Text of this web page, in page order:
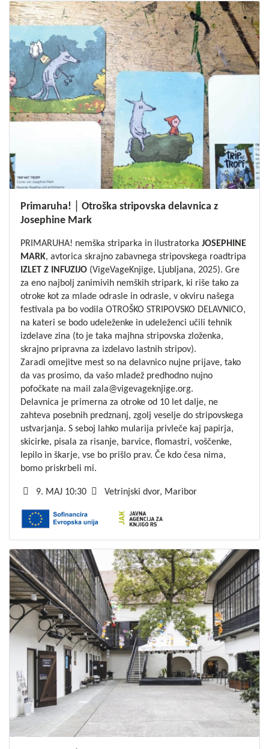
Primaruha! │ Otroška stripovska delavnica z
Josephine Mark
PRIMARUHA! nemška striparka in ilustratorka JOSEPHINE
MARK, avtorica skrajno zabavnega stripovskega roadtripa
IZLET Z INFUZIJO (VigeVageKnjige, Ljubljana, 2025). Gre
za eno najbolj zanimivih nemških stripark, ki riše tako za
otroke kot za mlade odrasle in odrasle, v okviru našega
festivala pa bo vodila OTROŠKO STRIPOVSKO DELAVNICO,
na kateri se bodo udeleženke in udeleženci učili tehnik
izdelave zina (to je taka majhna stripovska zloženka,
skrajno pripravna za izdelavo lastnih stripov).
Zaradi omejitve mest so na delavnico nujne prijave, tako
da vas prosimo, da vašo mladež predhodno nujno
pofočkate na mail zala@vigevageknjige.org.
Delavnica je primerna za otroke od 10 let dalje, ne
zahteva posebnih predznanj, zgolj veselje do stripovskega
ustvarjanja. S seboj lahko mularija privleče kaj papirja,
skicirke, pisala za risanje, barvice, flomastri, voščenke,
lepilo in škarje, vse bo prišlo prav. Če kdo česa nima,
bomo priskrbeli mi.
9. MAJ 10:30 Vetrinjski dvor, Maribor